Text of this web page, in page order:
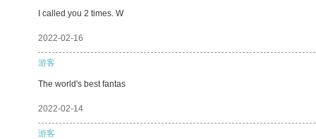
I called you 2 times. W
2022-02-16
游客
The world's best fantas
2022-02-14
游客